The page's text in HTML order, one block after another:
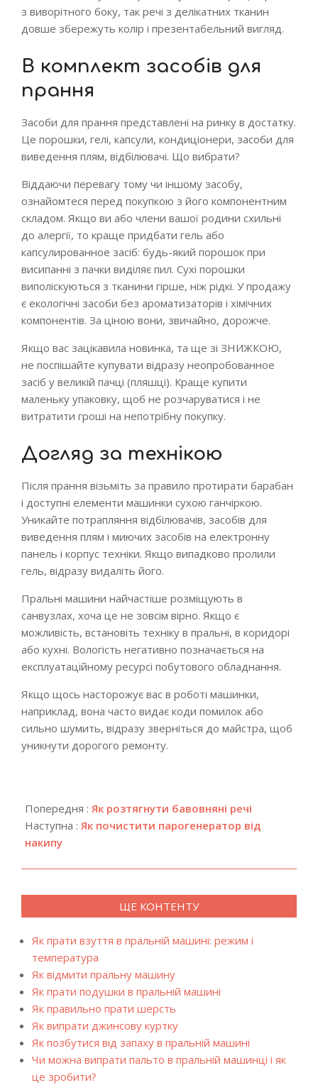
з виворітного боку, так речі з делікатних тканин
довше збережуть колір і презентабельний вигляд.
В комплект засобів для
прання
Засоби для прання представлені на ринку в достатку.
Це порошки, гелі, капсули, кондиціонери, засоби для
виведення плям, відбілювачі. Що вибрати?
Віддаючи перевагу тому чи іншому засобу,
ознайомтеся перед покупкою з його компонентним
складом. Якщо ви або члени вашої родини схильні
до алергії, то краще придбати гель або
капсулированное засіб: будь-який порошок при
висипанні з пачки виділяє пил. Сухі порошки
виполіскуються з тканини гірше, ніж рідкі. У продажу
є екологічні засоби без ароматизаторів і хімічних
компонентів. За ціною вони, звичайно, дорожче.
Якщо вас зацікавила новинка, та ще зі ЗНИЖКОЮ,
не поспішайте купувати відразу неопробованное
засіб у великій пачці (пляшці). Краще купити
маленьку упаковку, щоб не розчаруватися і не
витратити гроші на непотрібну покупку.
Догляд за технікою
Після прання візьміть за правило протирати барабан
і доступні елементи машинки сухою ганчіркою.
Уникайте потрапляння відбілювачів, засобів для
виведення плям і миючих засобів на електронну
панель і корпус техніки. Якщо випадково пролили
гель, відразу видаліть його.
Пральні машини найчастіше розміщують в
санвузлах, хоча це не зовсім вірно. Якщо є
можливість, встановіть техніку в пральні, в коридорі
або кухні. Вологість негативно позначається на
експлуатаційному ресурсі побутового обладнання.
Якщо щось насторожує вас в роботі машинки,
наприклад, вона часто видає коди помилок або
сильно шумить, відразу зверніться до майстра, щоб
уникнути дорогого ремонту.
08-
21
Попередня : Як розтягнути бавовняні речі
Наступна : Як почистити парогенератор від
накипу
ЩЕ КОНТЕНТУ
Як прати взуття в пральній машині: режим і
температура
Як відмити пральну машину
Як прати подушки в пральній машині
Як правильно прати шерсть
Як випрати джинсову куртку
Як позбутися від запаху в пральній машині
Чи можна випрати пальто в пральній машинці і як
це зробити?